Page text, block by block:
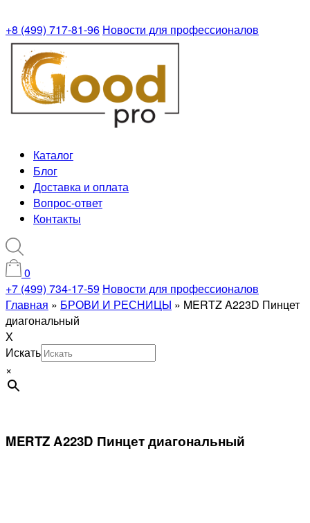
+8 (499) 717-81-96 Новости для профессионалов
Каталог
Блог
Доставка и оплата
Вопрос-ответ
Контакты
0
+7 (499) 734-17-59 Новости для профессионалов
Главная » БРОВИ И РЕСНИЦЫ » MERTZ A223D Пинцет
диагональный
X
Искать
×
MERTZ A223D Пинцет диагональный